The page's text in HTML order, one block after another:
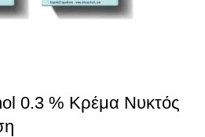
0.3 % Kρέμα Νυκτός